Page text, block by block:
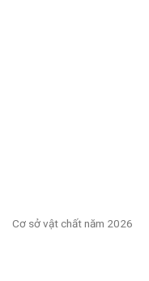
Cơ sở vật chất năm 2026